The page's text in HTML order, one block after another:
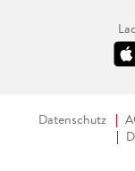
Datenschutz